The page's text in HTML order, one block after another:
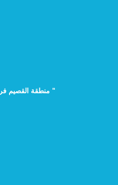
" منطقة القصيم